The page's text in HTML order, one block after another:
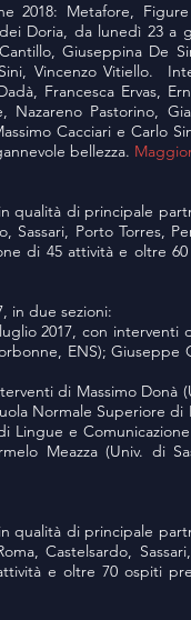
2018: Metafore, Figure
Doria, da lunedì 23 a
Giuseppina De
Vincenzo Vitiello.
Francesca Ervas,
Pastorino,
Cacciari e Carlo
bellezza.
qualità di principale
Sassari, Porto Torres,
di 45 attività e oltre
in due sezioni:
2017, con interventi
ENS); Giuseppe
di Massimo Donà
Normale Superiore di
Lingue e
Meazza (Univ. di
qualità di principale
Castelsardo,
e oltre 70 ospiti